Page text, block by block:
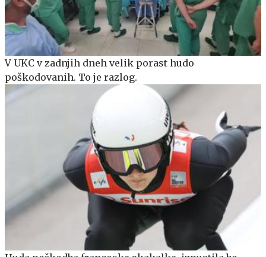
V UKC v zadnjih dneh velik porast hudo
poškodovanih. To je razlog.